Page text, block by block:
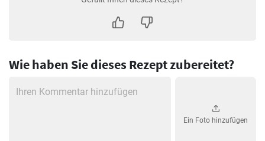
Wie haben Sie dieses Rezept zubereitet?
Ein Foto hinzufügen